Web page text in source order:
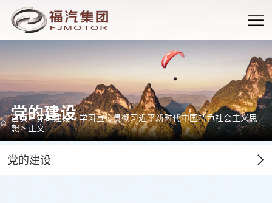
党的建设
首页>党的建设>学习宣传贯彻习近平新时代中国特色社会主义思
想> 正文
党的建设